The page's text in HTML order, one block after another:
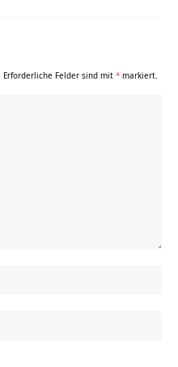
Erforderliche Felder sind mit * markiert.